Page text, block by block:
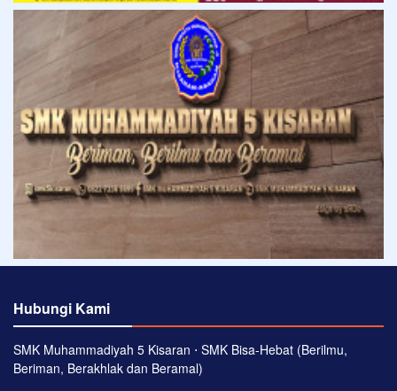
Hubungi Kami
SMK Muhammadiyah 5 Kisaran ⋅ SMK Bisa-Hebat (Berilmu,
Beriman, Berakhlak dan Beramal)